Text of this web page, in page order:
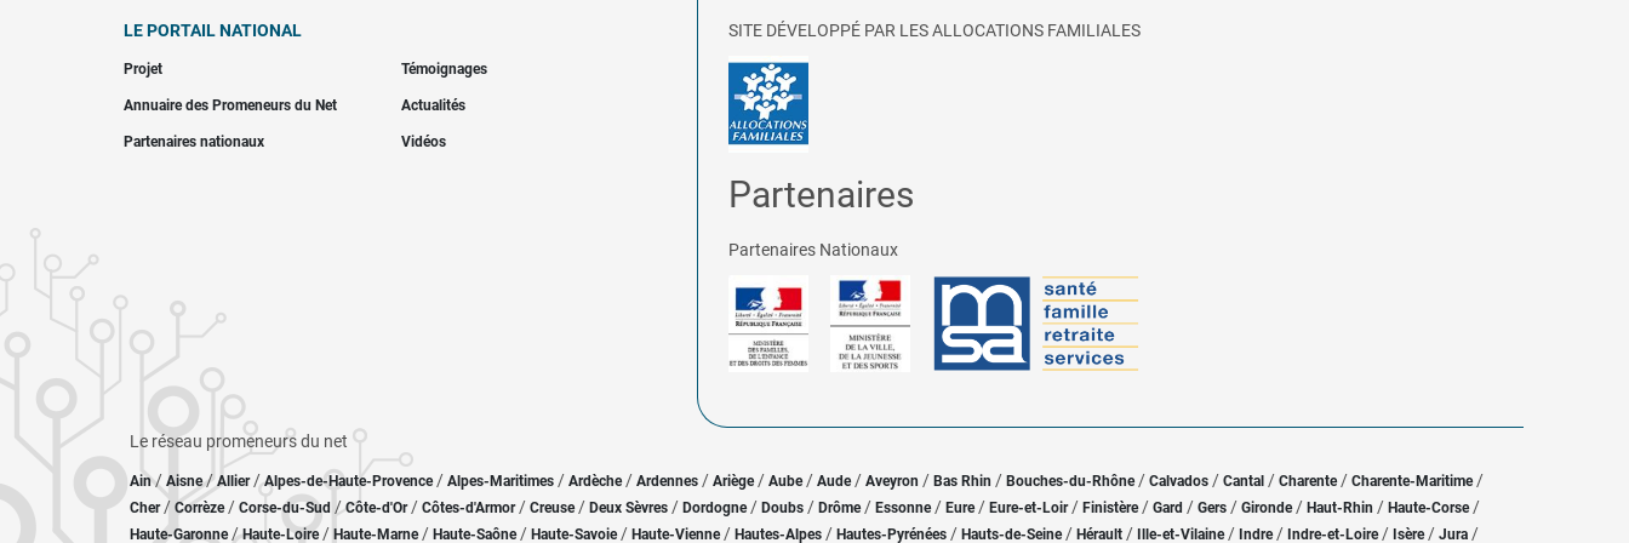
LE PORTAIL NATIONAL
Projet Témoignages
Annuaire des Promeneurs du Net Actualités
Partenaires nationaux Vidéos
SITE DÉVELOPPÉ PAR LES ALLOCATIONS FAMILIALES
Partenaires
Partenaires Nationaux
Le réseau promeneurs du net
Ain/ Aisne/Allier/ Alpes-de-Haute-Provence / Alpes-Maritimes / Ardèche/ Ardennes / Ariège/ Aube/ Aude / Aveyron / Bas Rhin / Bouches-du-Rhône/ Calvados / Cantal / Charente / Charente-Maritime/
Cher / Corrèze/ Corse-du-Sud /Côte-d'Or / Côtes-d'Armor/ Creuse/ Deux Sèvres / Dordogne/ Doubs / Drôme/ Essonne / Eure/ Eure-et-Loir / Finistère/ Gard / Gers / Gironde/ Haut-Rhin / Haute-Corse/
Haute-Garonne/Haute-Loire/ Haute-Marne/ Haute-Saône/ Haute-Savoie/ Haute-Vienne/ Hautes-Alpes / Hautes-Pyrénées / Hauts-de-Seine/ Hérault / Ille-et-Vilaine/ Indre/ Indre-et-Loire/ Isère/ Jura /